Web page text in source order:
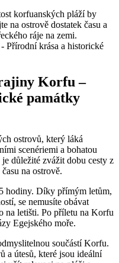
korfuanských pláží by
na ostrově dostatek času a
ráje na zemi.
Korfu –
památky
ostrovů, který láká
scenériemi a bohatou
důležité zvážit dobu cesty z
na ostrově.
hodiny. Díky přímým letům,
se nemusíte obávat
na letišti. Po příletu na Korfu
Egejského moře.
součástí Korfu.
a útesů, které jsou ideální